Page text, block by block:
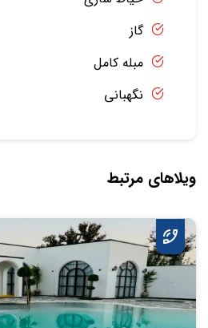
گاز
مبله کامل
نگهبانی
ویلاهای مرتبط